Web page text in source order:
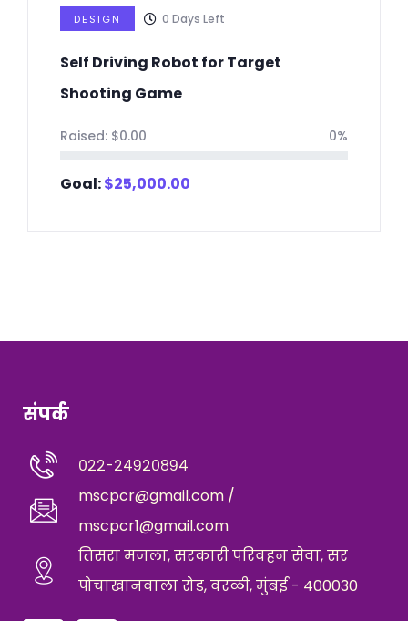
DESIGN 0 Days Left
Self Driving Robot for Target
Shooting Game
Raised: $0.00 0%
Goal:$25,000.00
संपर्क
०२२-२४९२०८९४
mscpcr@gmail.com /
mscpcr1@gmail.com
तिसरा मजला, सरकारी परिवहन सेवा, सर
पोचाखानवाला रोड, वरळी, मुंबई - 400030